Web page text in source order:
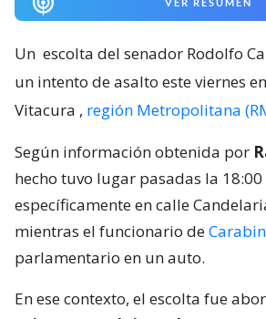
Un escolta del senador Rodolfo
un intento de asalto este viernes
Vitacura , región Metropolitana
Según información obtenida por
hecho tuvo lugar pasadas la 18:00
específicamente en calle
mientras el funcionario de
parlamentario en un auto.
En ese contexto, el escolta fue